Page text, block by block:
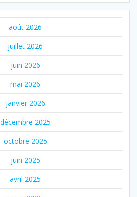
août 2026
juillet 2026
juin 2026
mai 2026
janvier 2026
décembre 2025
octobre 2025
juin 2025
avril 2025